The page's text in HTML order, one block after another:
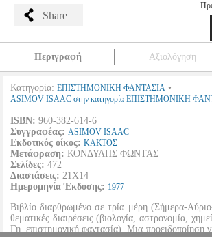
Share
Περιγραφή Αξιολόγηση
Κατηγορία: ΕΠΙΣΤΗΜΟΝΙΚΗ ΦΑΝΤΑΣΙΑ •
ASIMOV ISAAC στην κατηγορία ΕΠΙΣΤΗΜΟΝΙΚΗ
ISBN: 960-382-614-6
Συγγραφέας: ASIMOV ISAAC
Εκδοτικός οίκος: ΚΑΚΤΟΣ
Μετάφραση: ΚΟΝΔΥΛΗΣ ΦΩΝΤΑΣ
Σελίδες: 472
Διαστάσεις: 21Χ14
Ημερομηνία Έκδοσης: 1977
Βιβλίο διαρθρωμένο σε τρία μέρη (Σήμερα-
θεματικές διαιρέσεις (βιολογία, αστρονομία,
Γη, επιστημονική φαντασία). Μια προειδοποίηση